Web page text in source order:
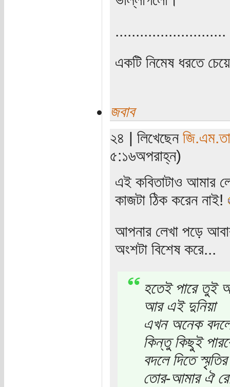
...........................
একটি নিমেষ ধরতে
জবাব
২৪ | লিখেছেন
৫:১৬অপরাহ্ন)
এই কবিতাটাও আমার
কাজটা ঠিক করেন নাই!
আপনার লেখা পড়ে
অংশটা বিশেষ করে...
হতেই পারে তুই
আর এই দুনিয়া
এখন অনেক
কিন্তু কিছুই
বদলে দিতে
তোর-আমার ঐ